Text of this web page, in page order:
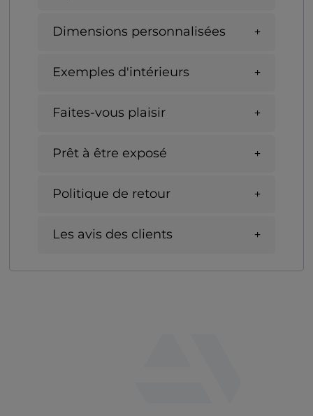
Dimensions personnalisées
Exemples d'intérieurs
Faites-vous plaisir
Prêt à être exposé
Politique de retour
Les avis des clients